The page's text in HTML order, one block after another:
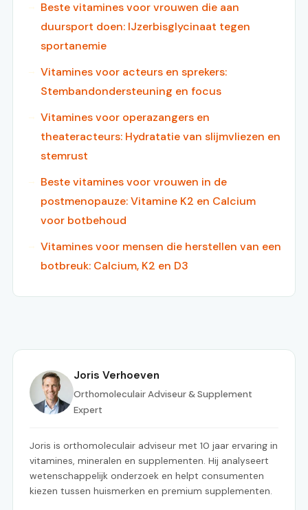
Beste vitamines voor vrouwen die aan
duursport doen: IJzerbisglycinaat tegen
sportanemie
Vitamines voor acteurs en sprekers:
Stembandondersteuning en focus
Vitamines voor operazangers en
theateracteurs: Hydratatie van slijmvliezen en
stemrust
Beste vitamines voor vrouwen in de
postmenopauze: Vitamine K2 en Calcium
voor botbehoud
Vitamines voor mensen die herstellen van een
botbreuk: Calcium, K2 en D3
Joris Verhoeven
Orthomoleculair Adviseur & Supplement
Expert
Joris is orthomoleculair adviseur met 10 jaar ervaring in
vitamines, mineralen en supplementen. Hij analyseert
wetenschappelijk onderzoek en helpt consumenten
kiezen tussen huismerken en premium supplementen.